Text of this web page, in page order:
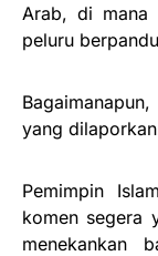
Arab, di mana
peluru
yang
Pemimpin
komen segera
menekankan